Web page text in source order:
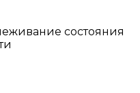
состояния